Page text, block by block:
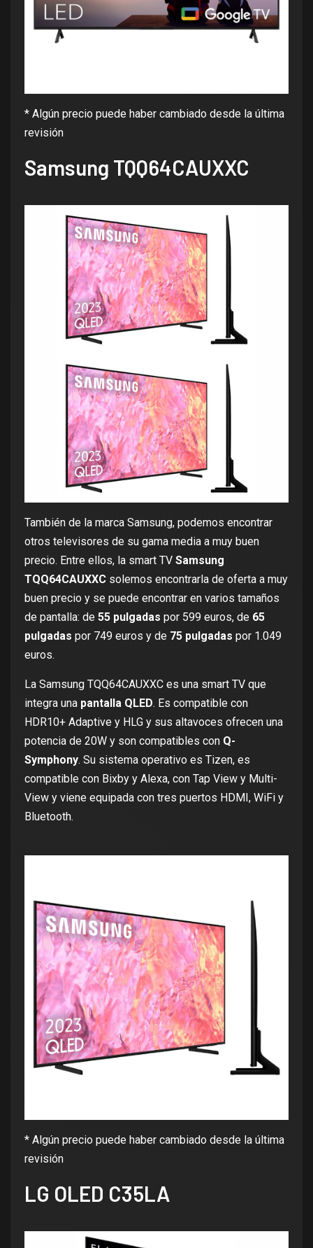
* Algún precio puede haber cambiado desde la última
revisión
Samsung TQQ64CAUXXC
También de la marca Samsung, podemos encontrar
otros televisores de su gama media a muy buen
precio. Entre ellos, la smart TV Samsung
TQQ64CAUXXC solemos encontrarla de oferta a muy
buen precio y se puede encontrar en varios tamaños
de pantalla: de 55 pulgadas por 599 euros, de 65
pulgadas por 749 euros y de 75 pulgadas por 1.049
euros.
La Samsung TQQ64CAUXXC es una smart TV que
integra una pantalla QLED. Es compatible con
HDR10+ Adaptive y HLG y sus altavoces ofrecen una
potencia de 20W y son compatibles con Q-
Symphony. Su sistema operativo es Tizen, es
compatible con Bixby y Alexa, con Tap View y Multi-
View y viene equipada con tres puertos HDMI, WiFi y
Bluetooth.
* Algún precio puede haber cambiado desde la última
revisión
LG OLED C35LA